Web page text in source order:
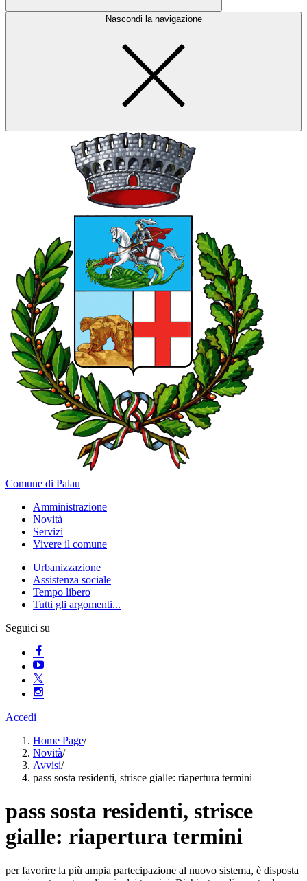
Nascondi la navigazione
Comune di Palau
Amministrazione
Novità
Servizi
Vivere il comune
Urbanizzazione
Assistenza sociale
Tempo libero
Tutti gli argomenti...
Seguici su
Accedi
Home Page/
Novità/
Avvisi/
pass sosta residenti, strisce gialle: riapertura termini
pass sosta residenti, strisce
gialle: riapertura termini
per favorire la più ampia partecipazione al nuovo sistema, è disposta